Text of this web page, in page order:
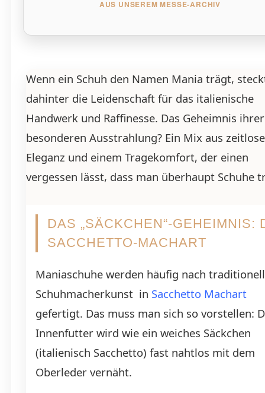
AUS UNSEREM MESSE-ARCHIV
Wenn ein Schuh den Namen Mania trägt,
dahinter die Leidenschaft für das italienische
Handwerk und Raffinesse. Das Geheimnis ihrer
besonderen Ausstrahlung? Ein Mix aus
Eleganz und einem Tragekomfort, der einen
vergessen lässt, dass man überhaupt Schuhe
DAS „SÄCKCHEN“-GEHEIMNIS:
SACCHETTO-MACHART
Maniaschuhe werden häufig nach
Schuhmacherkunst in Sacchetto Machart
gefertigt. Das muss man sich so vorstellen:
Innenfutter wird wie ein weiches Säckchen
(italienisch Sacchetto) fast nahtlos mit dem
Oberleder vernäht.